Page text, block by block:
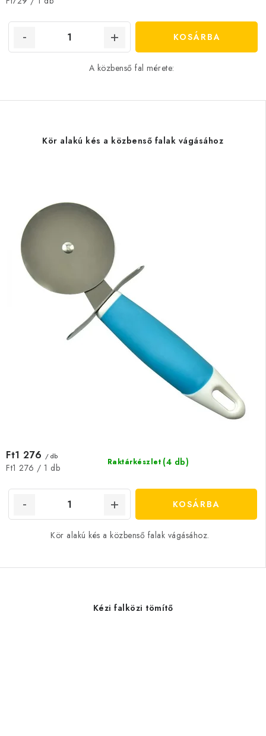
KOSÁRBA
A közbenső fal mérete:
Kör alakú kés a közbenső falak vágásához
Raktárkészlet (4 db)
Ft1 276 / db
Egységár:
Ft1 276 / 1 db
KOSÁRBA
Kör alakú kés a közbenső falak vágásához.
Kézi falközi tömítő